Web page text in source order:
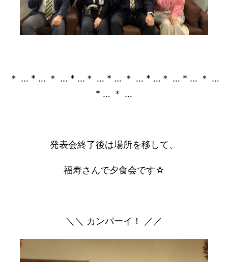
＊ … * … ＊ … * …＊ … * … ＊ … * …＊ … * … ＊ …
* … ＊ …
発表会終了後は場所を移して、
福寿さんで夕食会です☆
＼＼ カンパーイ！ ／／